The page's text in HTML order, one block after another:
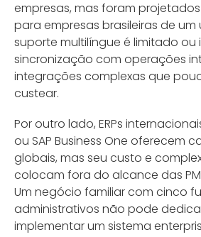
empresas, mas foram
para empresas brasileiras de um
suporte multilíngue é limitado ou
sincronização com operações
integrações complexas que
custear.
Por outro lado, ERPs
ou SAP Business One oferecem
globais, mas seu custo e
colocam fora do alcance das
Um negócio familiar com cinco
administrativos não pode
implementar um sistema